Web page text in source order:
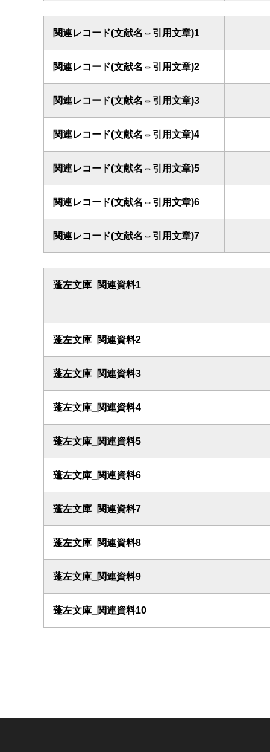
関連レコード(文献名⇔引用文章)1
関連レコード(文献名⇔引用文章)2
関連レコード(文献名⇔引用文章)3
関連レコード(文献名⇔引用文章)4
関連レコード(文献名⇔引用文章)5
関連レコード(文献名⇔引用文章)6
関連レコード(文献名⇔引用文章)7
蓬左文庫_関連資料1
蓬左文庫_関連資料2
蓬左文庫_関連資料3
蓬左文庫_関連資料4
蓬左文庫_関連資料5
蓬左文庫_関連資料6
蓬左文庫_関連資料7
蓬左文庫_関連資料8
蓬左文庫_関連資料9
蓬左文庫_関連資料10